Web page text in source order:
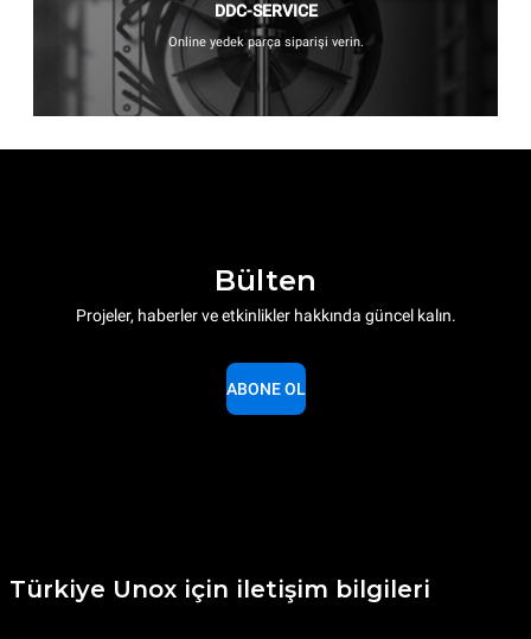
DDC-SERVICE
Online yedek parça siparişi verin.
Bülten
Projeler, haberler ve etkinlikler hakkında güncel kalın.
ABONE OL
Türkiye Unox için iletişim bilgileri